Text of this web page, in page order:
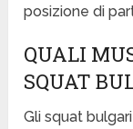
posizione di
QUALI
SQUAT
Gli squat